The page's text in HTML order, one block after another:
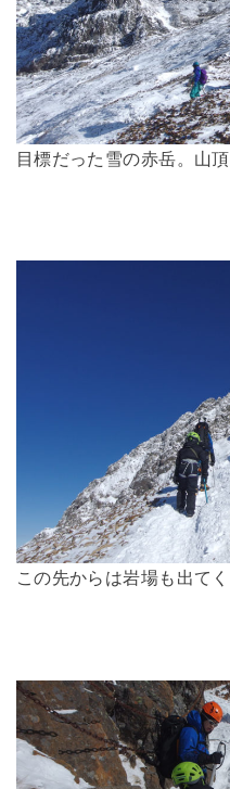
目標だった雪の赤岳。山
この先からは岩場も出て